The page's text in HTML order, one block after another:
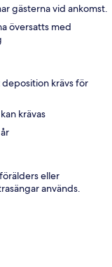
gästerna vid ankomst.
översatts med
krävs för
krävas
eller
används.